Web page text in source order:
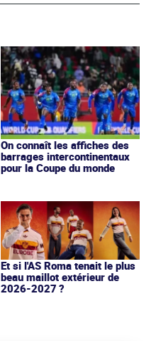
On connaît les affiches des
barrages intercontinentaux
pour la Coupe du monde
Et si l'AS Roma tenait le plus
beau maillot extérieur de
2026-2027 ?